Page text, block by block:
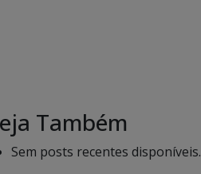
Também
Sem posts recentes disponíveis.